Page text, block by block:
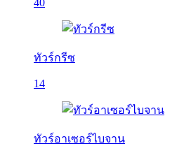
40
ทัวร์กรีซ
14
ทัวร์อาเซอร์ไบจาน